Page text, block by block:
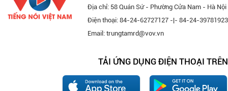
Địa chỉ: 58 Quán Sứ - Phường Cửa Nam - Hà Nội
Điện thoại: 84-24-62727127 -|- 84-24-39781923
Email: trungtamrd@vov.vn
TẢI ỨNG DỤNG ĐIỆN THOẠI TRÊN